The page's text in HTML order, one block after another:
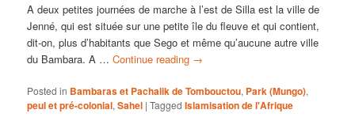
A deux petites journées de marche à l’est de Silla est la ville de
Jenné, qui est située sur une petite île du fleuve et qui contient,
dit-on, plus d’habitants que Sego et même qu’aucune autre ville
du Bambara. A …Continue reading →
Posted in Bambaras et Pachalik de Tombouctou, Park (Mungo),
peul et pré-colonial,Sahel |Tagged Islamisation de l'Afrique